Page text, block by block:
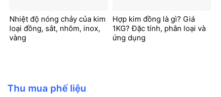
Thu mua phế liệu
Nhiệt độ nóng chảy của kim
loại đồng, sắt, nhôm, inox,
vàng
Hợp kim đồng là gì? Giá
1KG? Đặc tính, phân loại và
ứng dụng